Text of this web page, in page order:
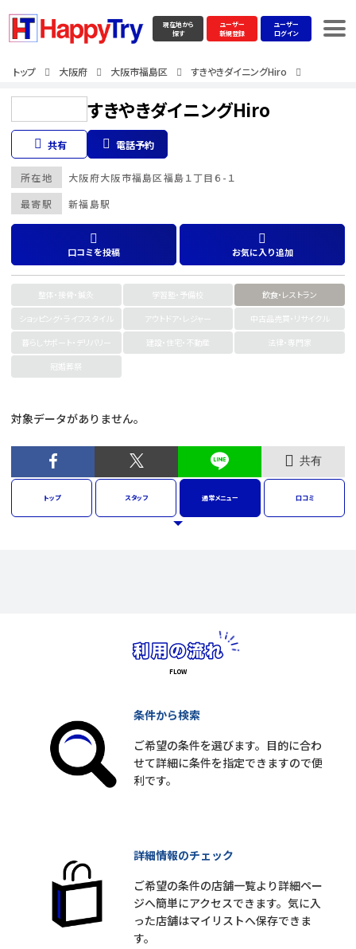
現在地から
探す
ユーザー
新規登録
ユーザー
ログイン
トップ 大阪府 大阪市福島区 すきやきダイニングHiro
すきやきダイニングHiro
共有 電話予約
最寄駅 新福島駅
所在地 大阪府大阪市福島区福島１丁目６-１
口コミを投稿 お気に入り追加
整体・接骨・鍼灸 学習塾・予備校
飲食・レストラン
ショッピング・ライフスタイル
アウトドア・レジャー
中古品売買・リサイクル
暮らしサポート・デリバリー
建設・住宅・不動産
法律・専門家
冠婚葬祭
対象データがありません。
共有
トップ スタッフ 通常メニュー 口コミ
条件から検索
ご希望の条件を選びます。目的に合わ
せて詳細に条件を指定できますので便
利です。
詳細情報のチェック
ご希望の条件の店舗一覧より詳細ペー
ジへ簡単にアクセスできます。気に入
った店舗はマイリストへ保存できま
す。